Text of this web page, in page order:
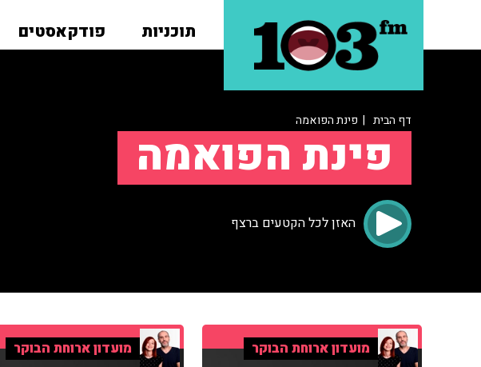
תוכניות פודקאסטים
דף הבית | פינת הפואמה
פינת הפואמה
האזן לכל הקטעים ברצף
מועדון ארוחת הבוקר מועדון ארוחת הבוקר